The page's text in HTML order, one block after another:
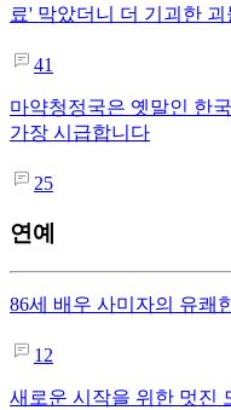
료' 막았더니 더 기괴한
41
마약청정국은 옛말인 한
가장 시급합니다
25
연예
86세 배우 사미자의 유쾌
12
새로운 시작을 위한 멋진